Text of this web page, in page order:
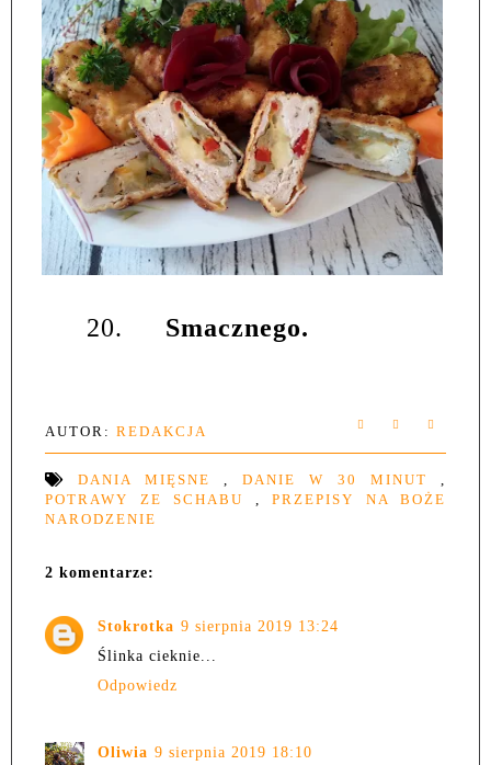
20. Smacznego.
AUTOR: REDAKCJA
DANIA MIĘSNE , DANIE W 30 MINUT ,
POTRAWY ZE SCHABU , PRZEPISY NA BOŻE
NARODZENIE
2 komentarze:
Stokrotka 9 sierpnia 2019 13:24
Ślinka cieknie...
Odpowiedz
Oliwia 9 sierpnia 2019 18:10